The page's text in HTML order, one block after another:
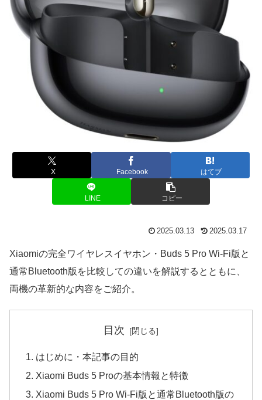
X Facebook はてブ
LINE コピー
2025.03.13 2025.03.17
Xiaomiの完全ワイヤレスイヤホン・Buds 5 Pro Wi-Fi版と
通常Bluetooth版を比較しての違いを解説するとともに、
両機の革新的な内容をご紹介。
目次
はじめに・本記事の目的
Xiaomi Buds 5 Proの基本情報と特徴
Xiaomi Buds 5 Pro Wi-Fi版と通常Bluetooth版の